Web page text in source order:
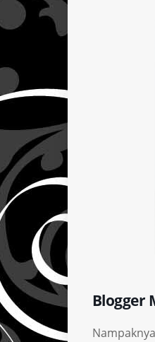
Blogger